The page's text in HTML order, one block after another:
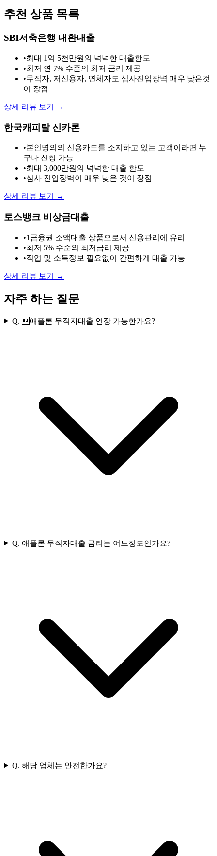
추천 상품 목록
SBI저축은행 대환대출
•최대 1억 5천만원의 넉넉한 대출한도
•최저 연 7% 수준의 최저 금리 제공
•무직자, 저신용자, 연체자도 심사진입장벽 매우 낮은것
이 장점
상세 리뷰 보기 →
한국캐피탈 신카론
•본인명의의 신용카드를 소지하고 있는 고객이라면 누
구나 신청 가능
•최대 3,000만원의 넉넉한 대출 한도
•심사 진입장벽이 매우 낮은 것이 장점
상세 리뷰 보기 →
토스뱅크 비상금대출
•1금융권 소액대출 상품으로서 신용관리에 유리
•최저 5% 수준의 최저금리 제공
•직업 및 소득정보 필요없이 간편하게 대출 가능
상세 리뷰 보기 →
자주 하는 질문
Q. 애플론 무직자대출 연장 가능한가요?
Q. 애플론 무직자대출 금리는 어느정도인가요?
Q. 해당 업체는 안전한가요?